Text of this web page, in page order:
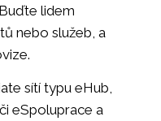
lidem
nebo služeb, a
sítí typu eHub,
eSpoluprace a